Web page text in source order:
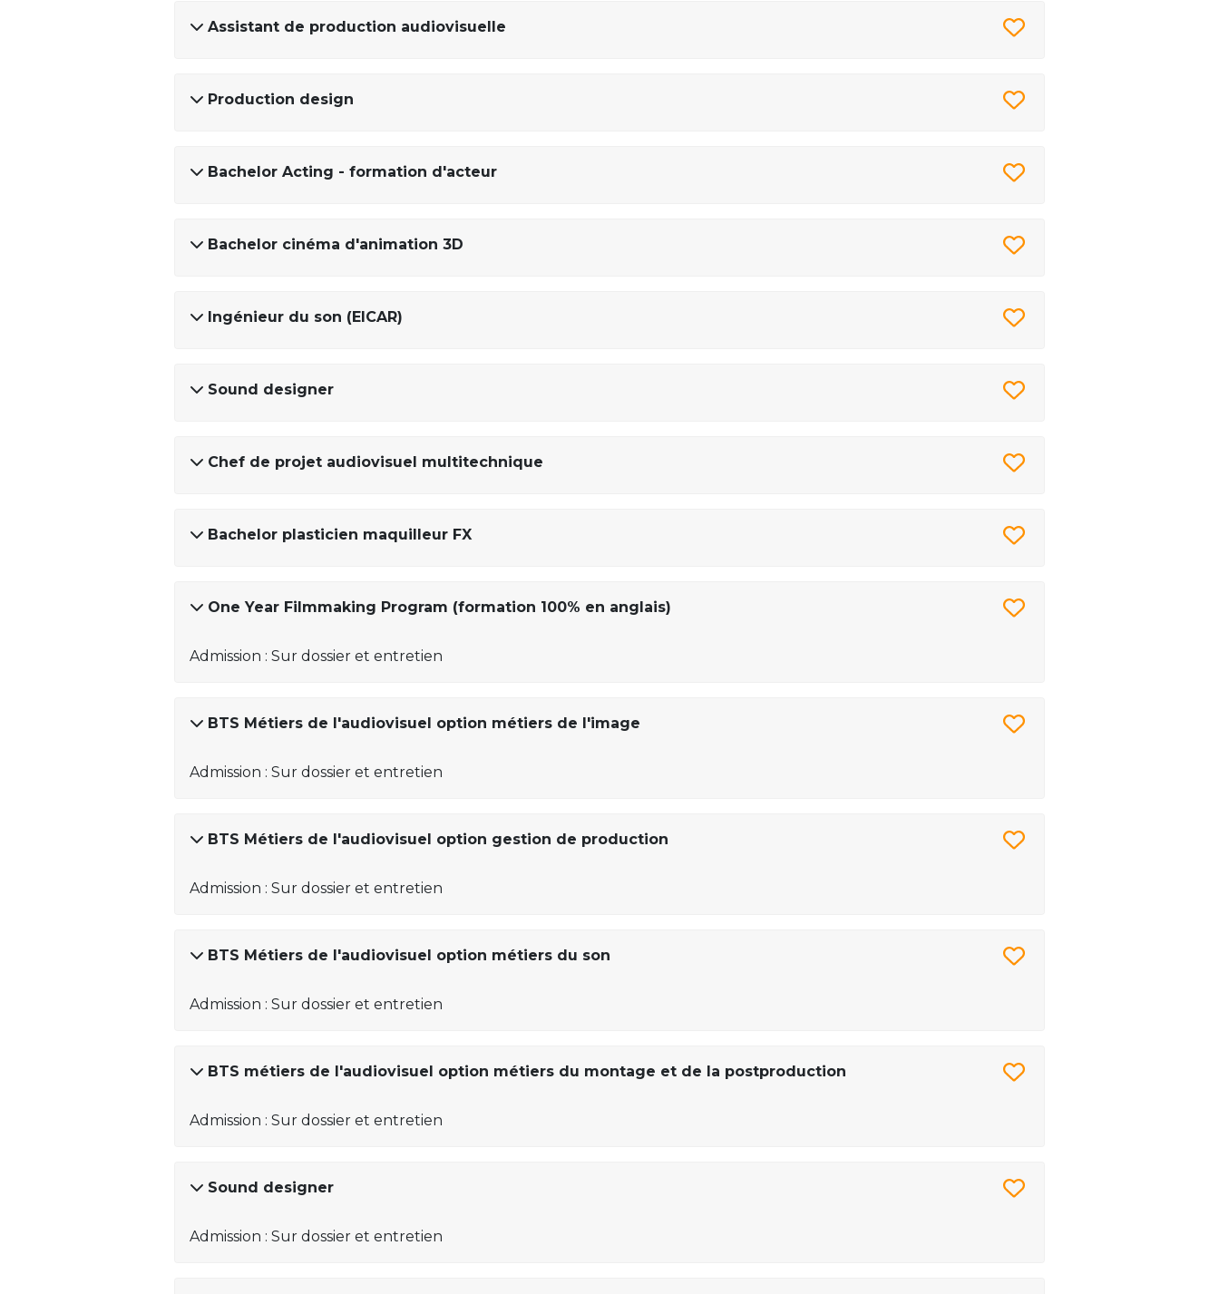
Assistant de production audiovisuelle
Production design
Bachelor Acting - formation d'acteur
Bachelor cinéma d'animation 3D
Ingénieur du son (EICAR)
Sound designer
Chef de projet audiovisuel multitechnique
Bachelor plasticien maquilleur FX
One Year Filmmaking Program (formation 100% en anglais)
Admission : Sur dossier et entretien
BTS Métiers de l'audiovisuel option métiers de l'image
Admission : Sur dossier et entretien
BTS Métiers de l'audiovisuel option gestion de production
Admission : Sur dossier et entretien
BTS Métiers de l'audiovisuel option métiers du son
Admission : Sur dossier et entretien
BTS métiers de l'audiovisuel option métiers du montage et de la postproduction
Admission : Sur dossier et entretien
Sound designer
Admission : Sur dossier et entretien